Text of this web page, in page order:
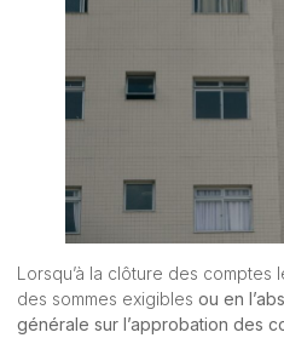
Lorsqu’à la clôture des comptes
des sommes exigibles ou en
générale sur l’approbation des